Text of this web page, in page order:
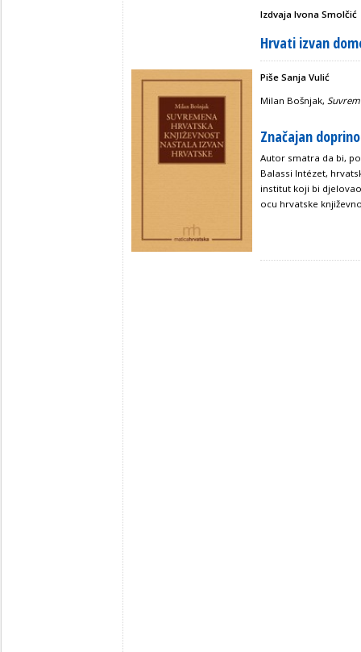
Izdvaja Ivona Smolčić
Hrvati izvan
Piše Sanja Vulić
Milan Bošnjak,
Značajan
Autor smatra da bi,
Balassi Intézet,
institut koji bi
ocu hrvatske